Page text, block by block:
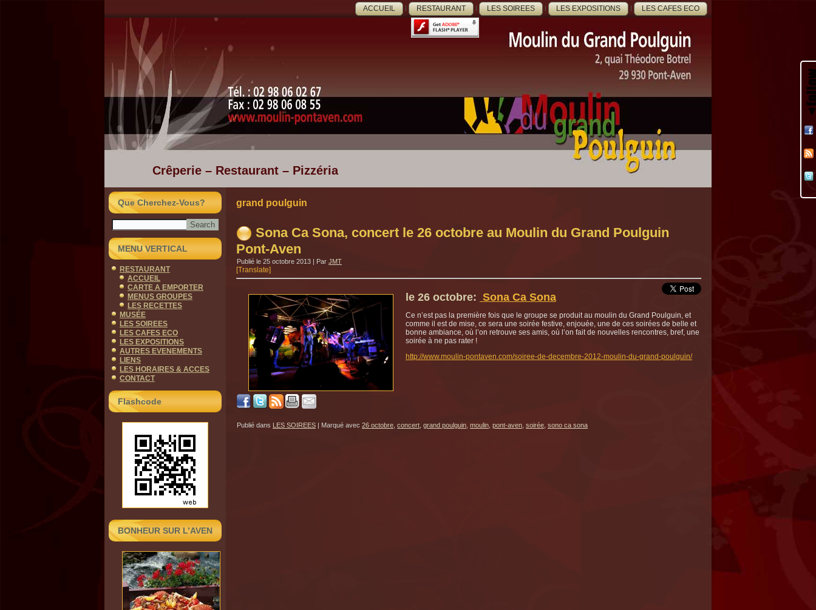
ACCUEIL RESTAURANT LES SOIREES LES EXPOSITIONS LES CAFES ECO
Crêperie – Restaurant – Pizzéria
Que Cherchez-Vous?
MENU VERTICAL
RESTAURANT
ACCUEIL
CARTE A EMPORTER
MENUS GROUPES
LES RECETTES
MUSÉE
LES SOIREES
LES CAFES ECO
LES EXPOSITIONS
AUTRES EVENEMENTS
LIENS
LES HORAIRES & ACCES
CONTACT
Flashcode
BONHEUR SUR L’AVEN
grand poulguin
Sona Ca Sona, concert le 26 octobre au Moulin du Grand Poulguin
Pont-Aven
Publié le 25 octobre 2013 | Par JMT
[Translate]
le 26 octobre: Sona Ca Sona
Ce n’est pas la première fois que le groupe se produit au moulin du Grand Poulguin, et
comme il est de mise, ce sera une soirée festive, enjouée, une de ces soirées de belle et
bonne ambiance, où l’on retrouve ses amis, où l’on fait de nouvelles rencontres, bref, une
soirée à ne pas rater !
http://www.moulin-pontaven.com/soiree-de-decembre-2012-moulin-du-grand-poulguin/
Publié dans LES SOIREES | Marqué avec 26 octobre concert grand poulguin moulin pont-aven soirée sono ca sona